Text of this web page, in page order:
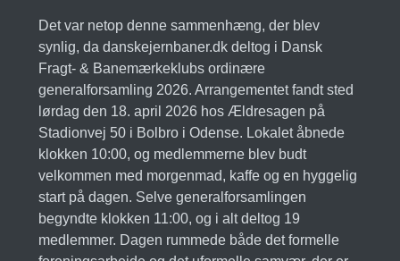
Det var netop denne sammenhæng, der blev
synlig, da danskejernbaner.dk deltog i Dansk
Fragt- & Banemærkeklubs ordinære
generalforsamling 2026. Arrangementet fandt sted
lørdag den 18. april 2026 hos Ældresagen på
Stadionvej 50 i Bolbro i Odense. Lokalet åbnede
klokken 10:00, og medlemmerne blev budt
velkommen med morgenmad, kaffe og en hyggelig
start på dagen. Selve generalforsamlingen
begyndte klokken 11:00, og i alt deltog 19
medlemmer. Dagen rummede både det formelle